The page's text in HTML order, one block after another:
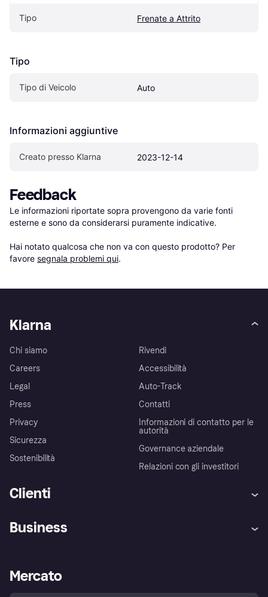
Tipo Frenate a Attrito
Tipo
Tipo di Veicolo Auto
Informazioni aggiuntive
Creato presso Klarna 2023-12-14
Feedback
Le informazioni riportate sopra provengono da varie fonti
esterne e sono da considerarsi puramente indicative.
Hai notato qualcosa che non va con questo prodotto? Per
favore segnala problemi qui.
Klarna
Chi siamo
Careers
Legal
Press
Privacy
Sicurezza
Sostenibilità
Rivendi
Accessibilità
Auto-Track
Contatti
Informazioni di contatto per le
autorità
Governance aziendale
Relazioni con gli investitori
Clienti
Assistenza
Esplora i negozi
Politica di protezione
Business
Accesso aziende
Mercato